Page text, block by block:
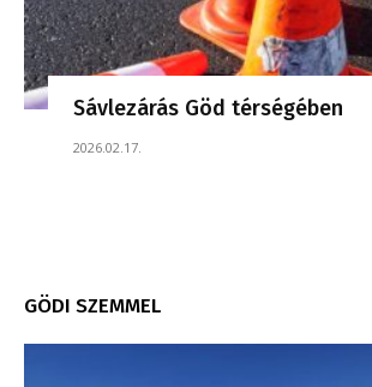
Sávlezárás Göd térségében
2026.02.17.
GÖDI SZEMMEL